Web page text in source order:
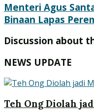
Menteri Agus
Binaan Lapas
Discussion about
NEWS UPDATE
Teh Ong Diolah